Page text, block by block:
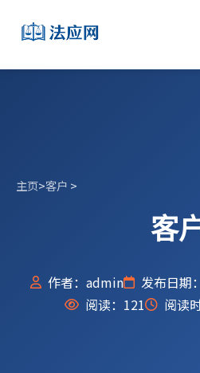
主页>客户 >
客
作者：admin
发布日期
阅读： 121 阅读